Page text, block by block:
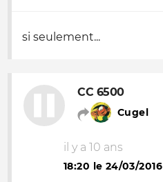
si seulement...
CC 6500
Cugel
il y a 10 ans
18:20 le 24/03/2016